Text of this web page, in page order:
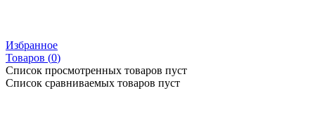
Избранное
Товаров (0)
Список просмотренных товаров пуст
Список сравниваемых товаров пуст